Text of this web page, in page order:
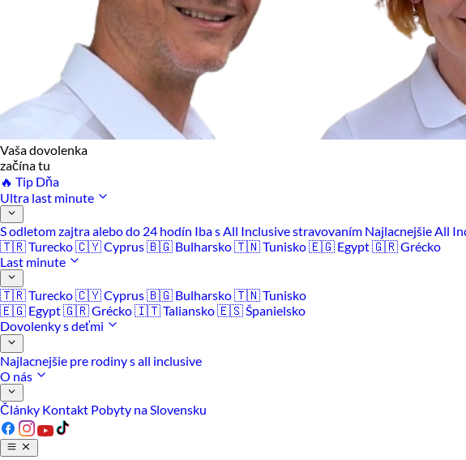
Vaša dovolenka
začína tu
🔥 Tip Dňa
Ultra last minute
S odletom zajtra alebo do 24 hodín Iba s All Inclusive stravovaním Najlacnejšie All
🇹🇷 Turecko🇨🇾 Cyprus🇧🇬 Bulharsko🇹🇳 Tunisko🇪🇬 Egypt🇬🇷 Grécko
Last minute
🇹🇷 Turecko🇨🇾 Cyprus🇧🇬 Bulharsko🇹🇳 Tunisko
🇪🇬 Egypt🇬🇷 Grécko🇮🇹 Taliansko🇪🇸 Španielsko
Dovolenky s deťmi
Najlacnejšie pre rodiny s all inclusive
O nás
Články Kontakt Pobyty na Slovensku